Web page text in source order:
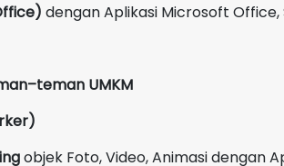
dengan Aplikasi Microsoft Office,
UMKM
objek Foto, Video, Animasi dengan